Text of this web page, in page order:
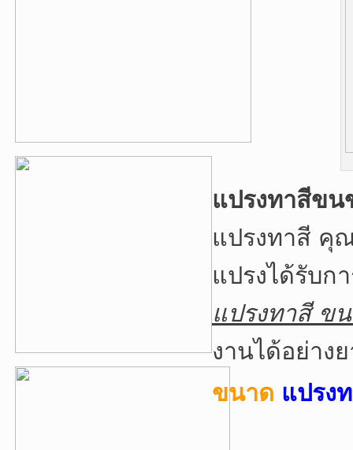
แปรงทาสีขน
แปรงทาสี คุ
แปรงได้รับก
แปรงทาสี ข
งานได้อย่าง
ขนาด แปรง